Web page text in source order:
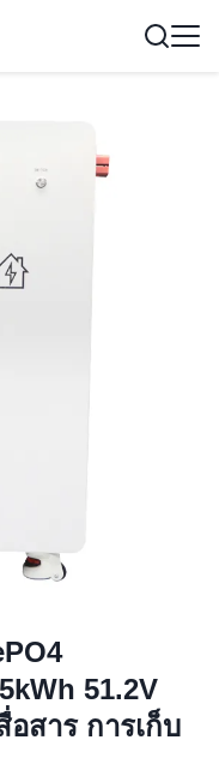
51.2V
อสาร การเก็บ